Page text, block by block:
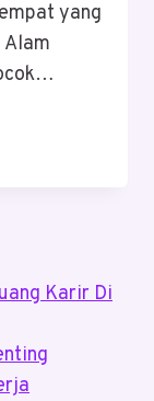
yang
Alam
Karir Di